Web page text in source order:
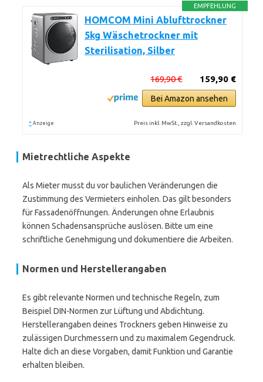
EMPFEHLUNG
HOMCOM Mini Ablufttrockner
5kg Wäschetrockner mit
Sterilisation, Silber
159,90 €
169,90 €
Bei Amazon ansehen
* Anzeige Preis inkl. MwSt., zzgl. Versandkosten
Mietrechtliche Aspekte
Als Mieter musst du vor baulichen Veränderungen die
Zustimmung des Vermieters einholen. Das gilt besonders
für Fassadenöffnungen. Änderungen ohne Erlaubnis
können Schadensansprüche auslösen. Bitte um eine
schriftliche Genehmigung und dokumentiere die Arbeiten.
Normen und Herstellerangaben
Es gibt relevante Normen und technische Regeln, zum
Beispiel DIN-Normen zur Lüftung und Abdichtung.
Herstellerangaben deines Trockners geben Hinweise zu
zulässigen Durchmessern und zu maximalem Gegendruck.
Halte dich an diese Vorgaben, damit Funktion und Garantie
erhalten bleiben.